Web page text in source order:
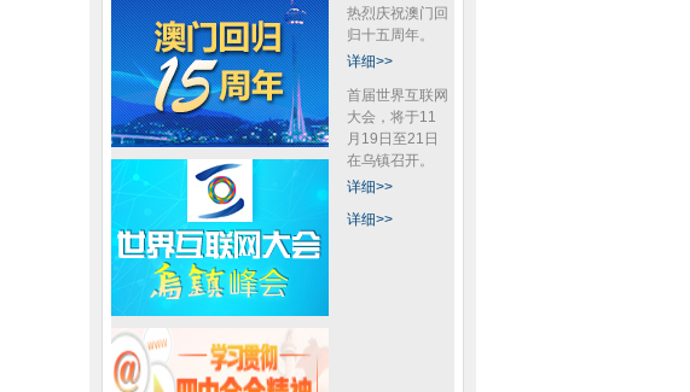
热烈庆祝澳门回
归十五周年。
详细>>
首届世界互联网
大会，将于11
月19日至21日
在乌镇召开。
详细>>
详细>>